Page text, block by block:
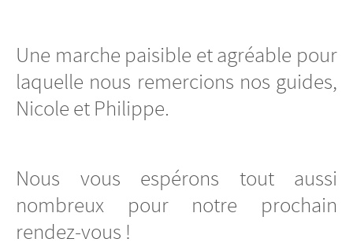
Une marche paisible et agréable pour
laquelle nous remercions nos guides,
Nicole et Philippe.
Nous vous espérons tout aussi
nombreux pour notre prochain
rendez-vous !